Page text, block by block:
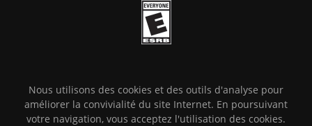
Nous utilisons des cookies et des outils d'analyse pour
améliorer la convivialité du site Internet. En poursuivant
votre navigation, vous acceptez l'utilisation des cookies.